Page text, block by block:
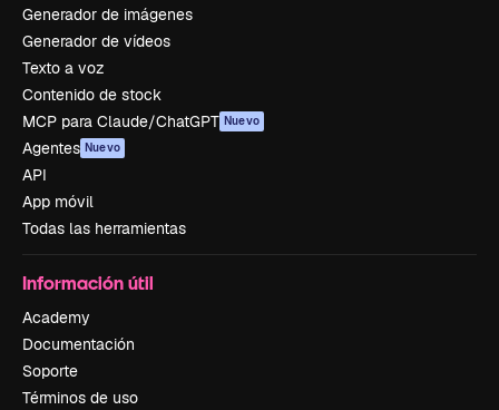
Generador de imágenes
Generador de vídeos
Texto a voz
Contenido de stock
MCP para Claude/ChatGPT Nuevo
Agentes Nuevo
API
App móvil
Todas las herramientas
Información útil
Academy
Documentación
Soporte
Términos de uso